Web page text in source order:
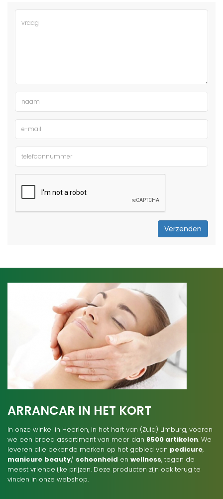
Verzenden
ARRANCAR IN HET KORT
In onze winkel in Heerlen, in het hart van (Zuid) Limburg, voeren
we een breed assortiment van meer dan 8500 artikelen. We
leveren alle bekende merken op het gebied van pedicure,
manicure beauty/ schoonheid en wellness, tegen de
meest vriendelijke prijzen. Deze producten zijn ook terug te
vinden in onze webshop.